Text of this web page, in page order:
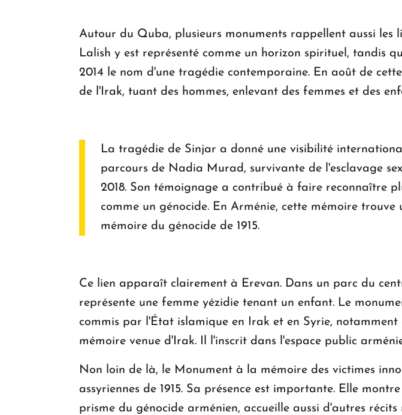
Autour du Quba, plusieurs monuments rappellent aussi les
Lalish y est représenté comme un horizon spirituel, tandis
2014 le nom d'une tragédie contemporaine. En août de
de l'Irak, tuant des hommes, enlevant des femmes et des
La tragédie de Sinjar a donné une visibilité
parcours de Nadia Murad, survivante de l'esclavage
2018. Son témoignage a contribué à faire reconnaître
comme un génocide. En Arménie, cette mémoire
mémoire du génocide de 1915.
Ce lien apparaît clairement à Erevan. Dans un parc du
représente une femme yézidie tenant un enfant. Le
commis par l'État islamique en Irak et en Syrie,
mémoire venue d'Irak. Il l'inscrit dans l'espace public
Non loin de là, le Monument à la mémoire des victimes
assyriennes de 1915. Sa présence est importante. Elle
prisme du génocide arménien, accueille aussi d'autres